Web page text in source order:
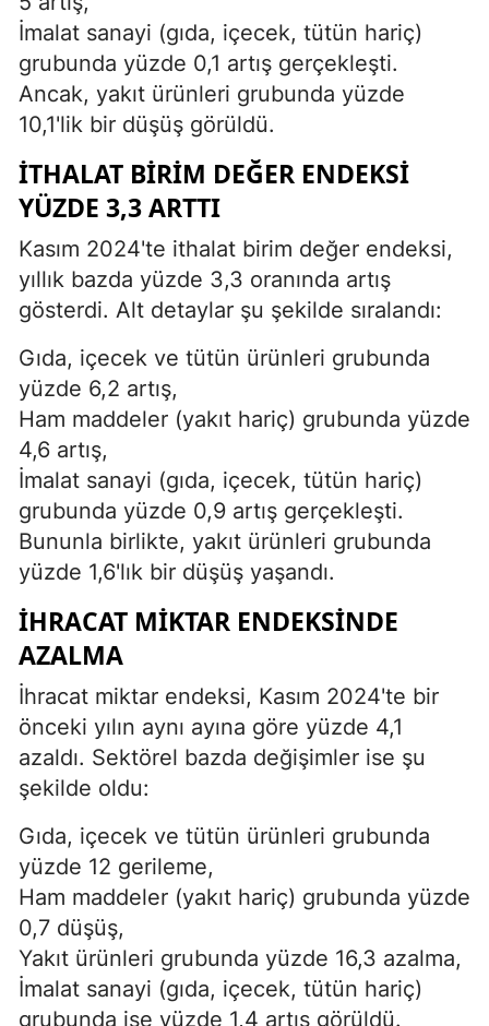
İmalat sanayi (gıda, içecek, tütün hariç)
grubunda yüzde 0,1 artış gerçekleşti.
Ancak, yakıt ürünleri grubunda yüzde
10,1'lik bir düşüş görüldü.
İTHALAT BIRIM DEĞER ENDEKSI
YÜZDE 3,3 ARTTI
Kasım 2024'te ithalat birim değer endeksi,
yıllık bazda yüzde 3,3 oranında artış
gösterdi. Alt detaylar şu şekilde sıralandı:
Gıda, içecek ve tütün ürünleri grubunda
yüzde 6,2 artış,
Ham maddeler (yakıt hariç) grubunda yüzde
4,6 artış,
İmalat sanayi (gıda, içecek, tütün hariç)
grubunda yüzde 0,9 artış gerçekleşti.
Bununla birlikte, yakıt ürünleri grubunda
yüzde 1,6'lık bir düşüş yaşandı.
İHRACAT MIKTAR ENDEKSINDE
AZALMA
İhracat miktar endeksi, Kasım 2024'te bir
önceki yılın aynı ayına göre yüzde 4,1
azaldı. Sektörel bazda değişimler ise şu
şekilde oldu:
Gıda, içecek ve tütün ürünleri grubunda
yüzde 12 gerileme,
Ham maddeler (yakıt hariç) grubunda yüzde
0,7 düşüş,
Yakıt ürünleri grubunda yüzde 16,3 azalma,
İmalat sanayi (gıda, içecek, tütün hariç)
grubunda ise yüzde 1,4 artış görüldü.